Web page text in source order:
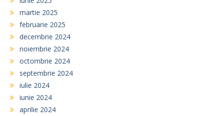
martie 2025
februarie 2025
decembrie 2024
noiembrie 2024
octombrie 2024
septembrie 2024
iulie 2024
iunie 2024
aprilie 2024